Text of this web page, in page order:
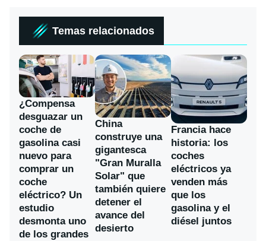
Temas relacionados
¿Compensa
desguazar un
coche de
gasolina casi
nuevo para
comprar un
coche
eléctrico? Un
estudio
desmonta uno
de los grandes
China
construye una
gigantesca
"Gran Muralla
Solar" que
también quiere
detener el
avance del
desierto
Francia hace
historia: los
coches
eléctricos ya
venden más
que los
gasolina y el
diésel juntos